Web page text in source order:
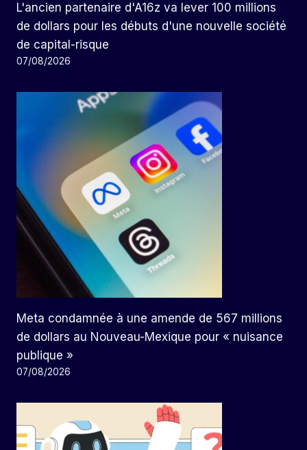
L'ancien partenaire d'A16z va lever 100 millions
de dollars pour les débuts d'une nouvelle société
de capital-risque
07/08/2026
Meta condamnée à une amende de 567 millions
de dollars au Nouveau-Mexique pour « nuisance
publique »
07/08/2026